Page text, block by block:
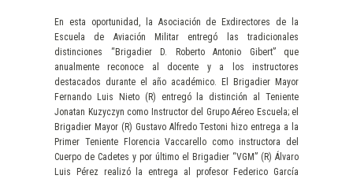
En esta oportunidad, la Asociación de Exdirectores de la
Escuela de Aviación Militar entregó las tradicionales
distinciones “Brigadier D. Roberto Antonio Gibert” que
anualmente reconoce al docente y a los instructores
destacados durante el año académico. El Brigadier Mayor
Fernando Luis Nieto (R) entregó la distinción al Teniente
Jonatan Kuzyczyn como Instructor del Grupo Aéreo Escuela; el
Brigadier Mayor (R) Gustavo Alfredo Testoni hizo entrega a la
Primer Teniente Florencia Vaccarello como instructora del
Cuerpo de Cadetes y por último el Brigadier “VGM” (R) Álvaro
Luis Pérez realizó la entrega al profesor Federico García